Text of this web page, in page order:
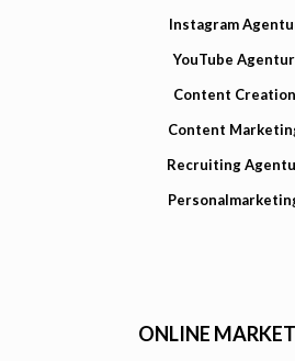
Instagram
YouTube Agentur
Content Creation
Content
Recruiting
ONLINE